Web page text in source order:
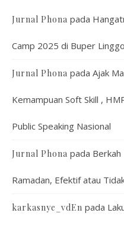
Jurnal Phona pada
Camp 2025 di Buper
Jurnal Phona pada Ajak
Kemampuan Soft Skill ,
Public Speaking Nasional
Jurnal Phona pada Berkah
Ramadan, Efektif atau
karkasnye_vdEn pada